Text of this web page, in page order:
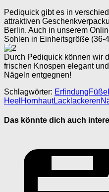
Pediquick gibt es in
attraktiven
Berlin. Auch in unserem
Sohlen in Einheitsgröße (36-
Durch Pediquick können wir
frischen Knospen elegant
Nägeln entgegnen!
Schlagwörter: ErfindungFüße
Heel HornhautLack lackeren
Das könnte dich auch